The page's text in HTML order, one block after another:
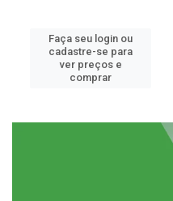
Faça seu login ou
cadastre-se para
ver preços e
comprar